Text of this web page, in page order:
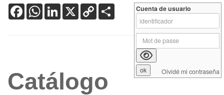
FacebookWhatsApp
LinkedIn
X Copy
Link
Catálogo
Cuenta de usuario
Olvidé mi contraseña